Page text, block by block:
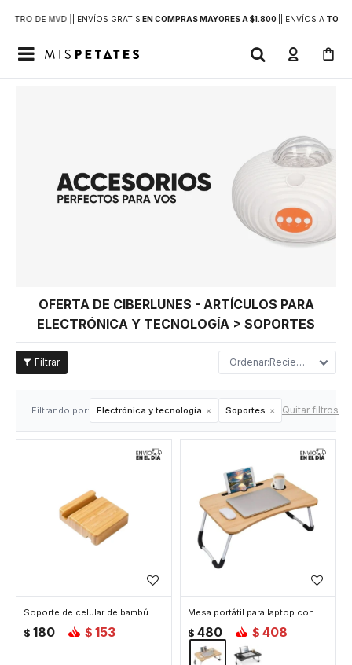
DE MVD | | ENVÍOS GRATIS EN COMPRAS MAYORES A $1.800 | ENVÍOS ATODO

OFERTA DE CIBERLUNES - ARTÍCULOS PARA
ELECTRÓNICA Y TECNOLOGÍA > SOPORTES
Recientes
Filtrando por: Electrónica y tecnología Soportes Quitar filtros
Soporte de celular de bambú
$ 180 $ 153
Mesa portátil para laptop con soporte y portavaso - Madera
$ 480 $ 408